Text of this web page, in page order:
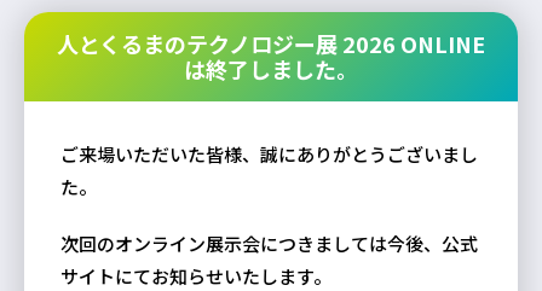
人とくるまのテクノロジー展 2026 ONLINE
は終了しました。
ご来場いただいた皆様、誠にありがとうございまし
た。
次回のオンライン展示会につきましては今後、公式
サイトにてお知らせいたします。